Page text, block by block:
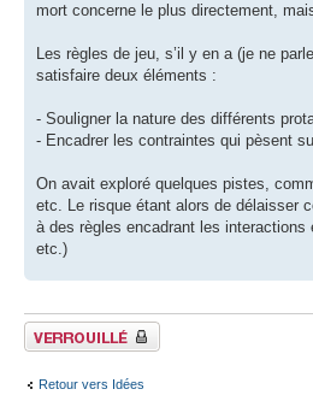
mort concerne le plus directement,
Les règles de jeu, s’il y en a (je ne
satisfaire deux éléments :
- Souligner la nature des différents
- Encadrer les contraintes qui pèsent
On avait exploré quelques pistes,
etc. Le risque étant alors de délaisser
à des règles encadrant les
etc.)
Fil verrouillé
Retour vers Idées